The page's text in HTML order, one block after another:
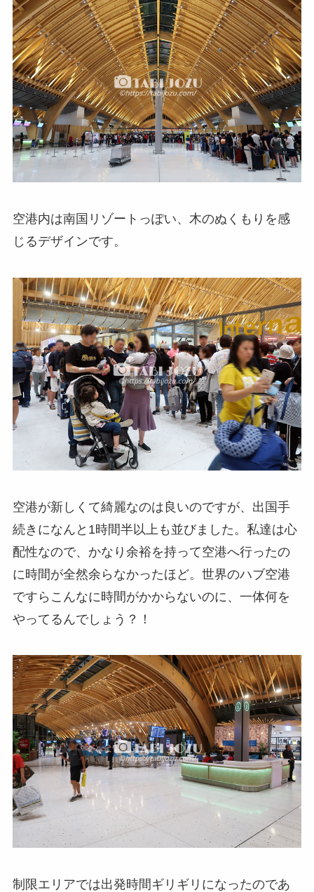
空港内は南国リゾートっぽい、木のぬくもりを感
じるデザインです。
空港が新しくて綺麗なのは良いのですが、出国手
続きになんと1時間半以上も並びました。私達は心
配性なので、かなり余裕を持って空港へ行ったの
に時間が全然余らなかったほど。世界のハブ空港
ですらこんなに時間がかからないのに、一体何を
やってるんでしょう？！
制限エリアでは出発時間ギリギリになったのであ